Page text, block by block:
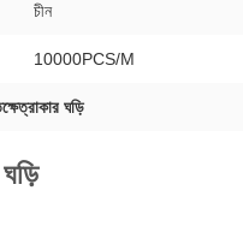
চীন
10000PCS/M
ঘড়ি